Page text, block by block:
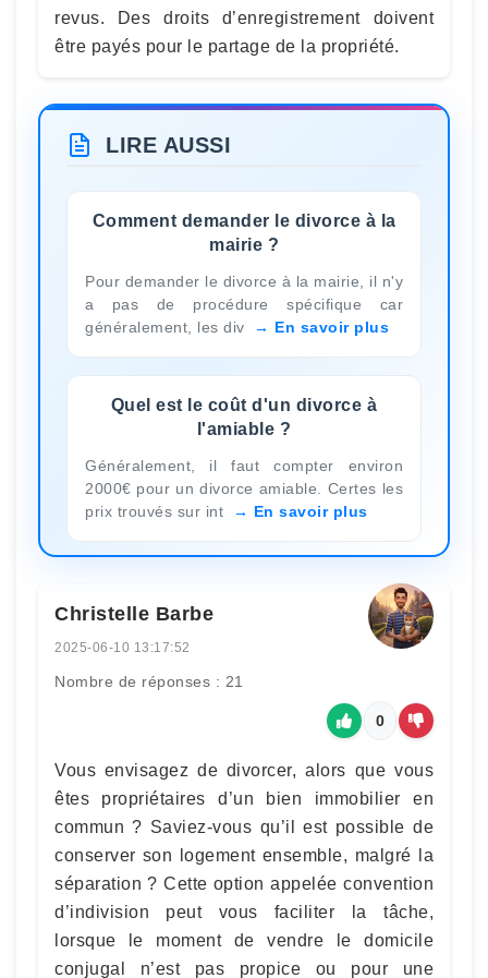
revus. Des droits d’enregistrement doivent
être payés pour le partage de la propriété.
LIRE AUSSI
Comment demander le divorce à la
mairie ?
Pour demander le divorce à la mairie, il n'y
a pas de procédure spécifique car
généralement, les div
En savoir plus
Quel est le coût d'un divorce à
l'amiable ?
Généralement, il faut compter environ
2000€ pour un divorce amiable. Certes les
prix trouvés sur int
En savoir plus
Christelle Barbe
2025-06-10 13:17:52
Nombre de réponses : 21
0
Vous envisagez de divorcer, alors que vous
êtes propriétaires d’un bien immobilier en
commun ? Saviez-vous qu’il est possible de
conserver son logement ensemble, malgré la
séparation ? Cette option appelée convention
d’indivision peut vous faciliter la tâche,
lorsque le moment de vendre le domicile
conjugal n’est pas propice ou pour une